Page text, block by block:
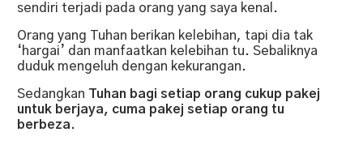
sendiri terjadi pada orang yang saya kenal.
Orang yang Tuhan berikan kelebihan, tapi dia tak
‘hargai’ dan manfaatkan kelebihan tu. Sebaliknya
duduk mengeluh dengan kekurangan.
Sedangkan Tuhan bagi setiap orang cukup pakej
untuk berjaya, cuma pakej setiap orang tu
berbeza.